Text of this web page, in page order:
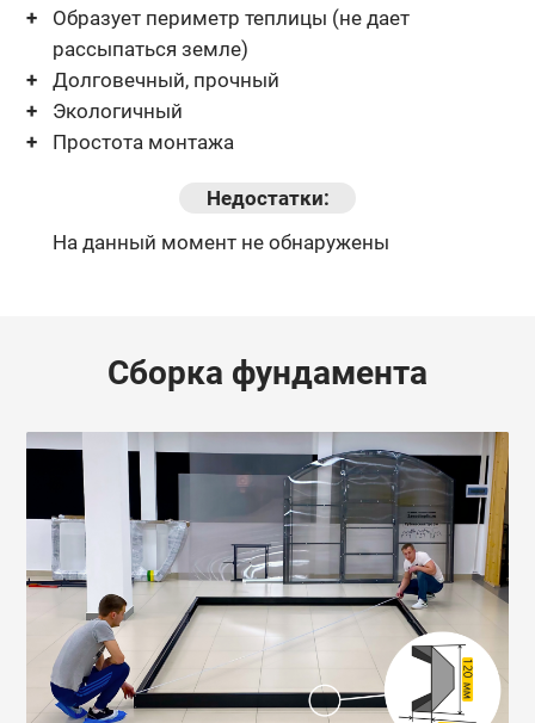
Образует периметр теплицы (не дает
рассыпаться земле)
Долговечный, прочный
Экологичный
Простота монтажа
Недостатки:
На данный момент не обнаружены
Сборка фундамента